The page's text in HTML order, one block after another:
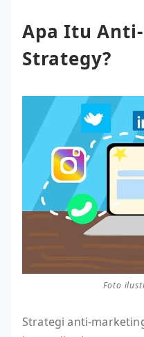
Apa Itu
Strategy?
Foto
Strategi anti-